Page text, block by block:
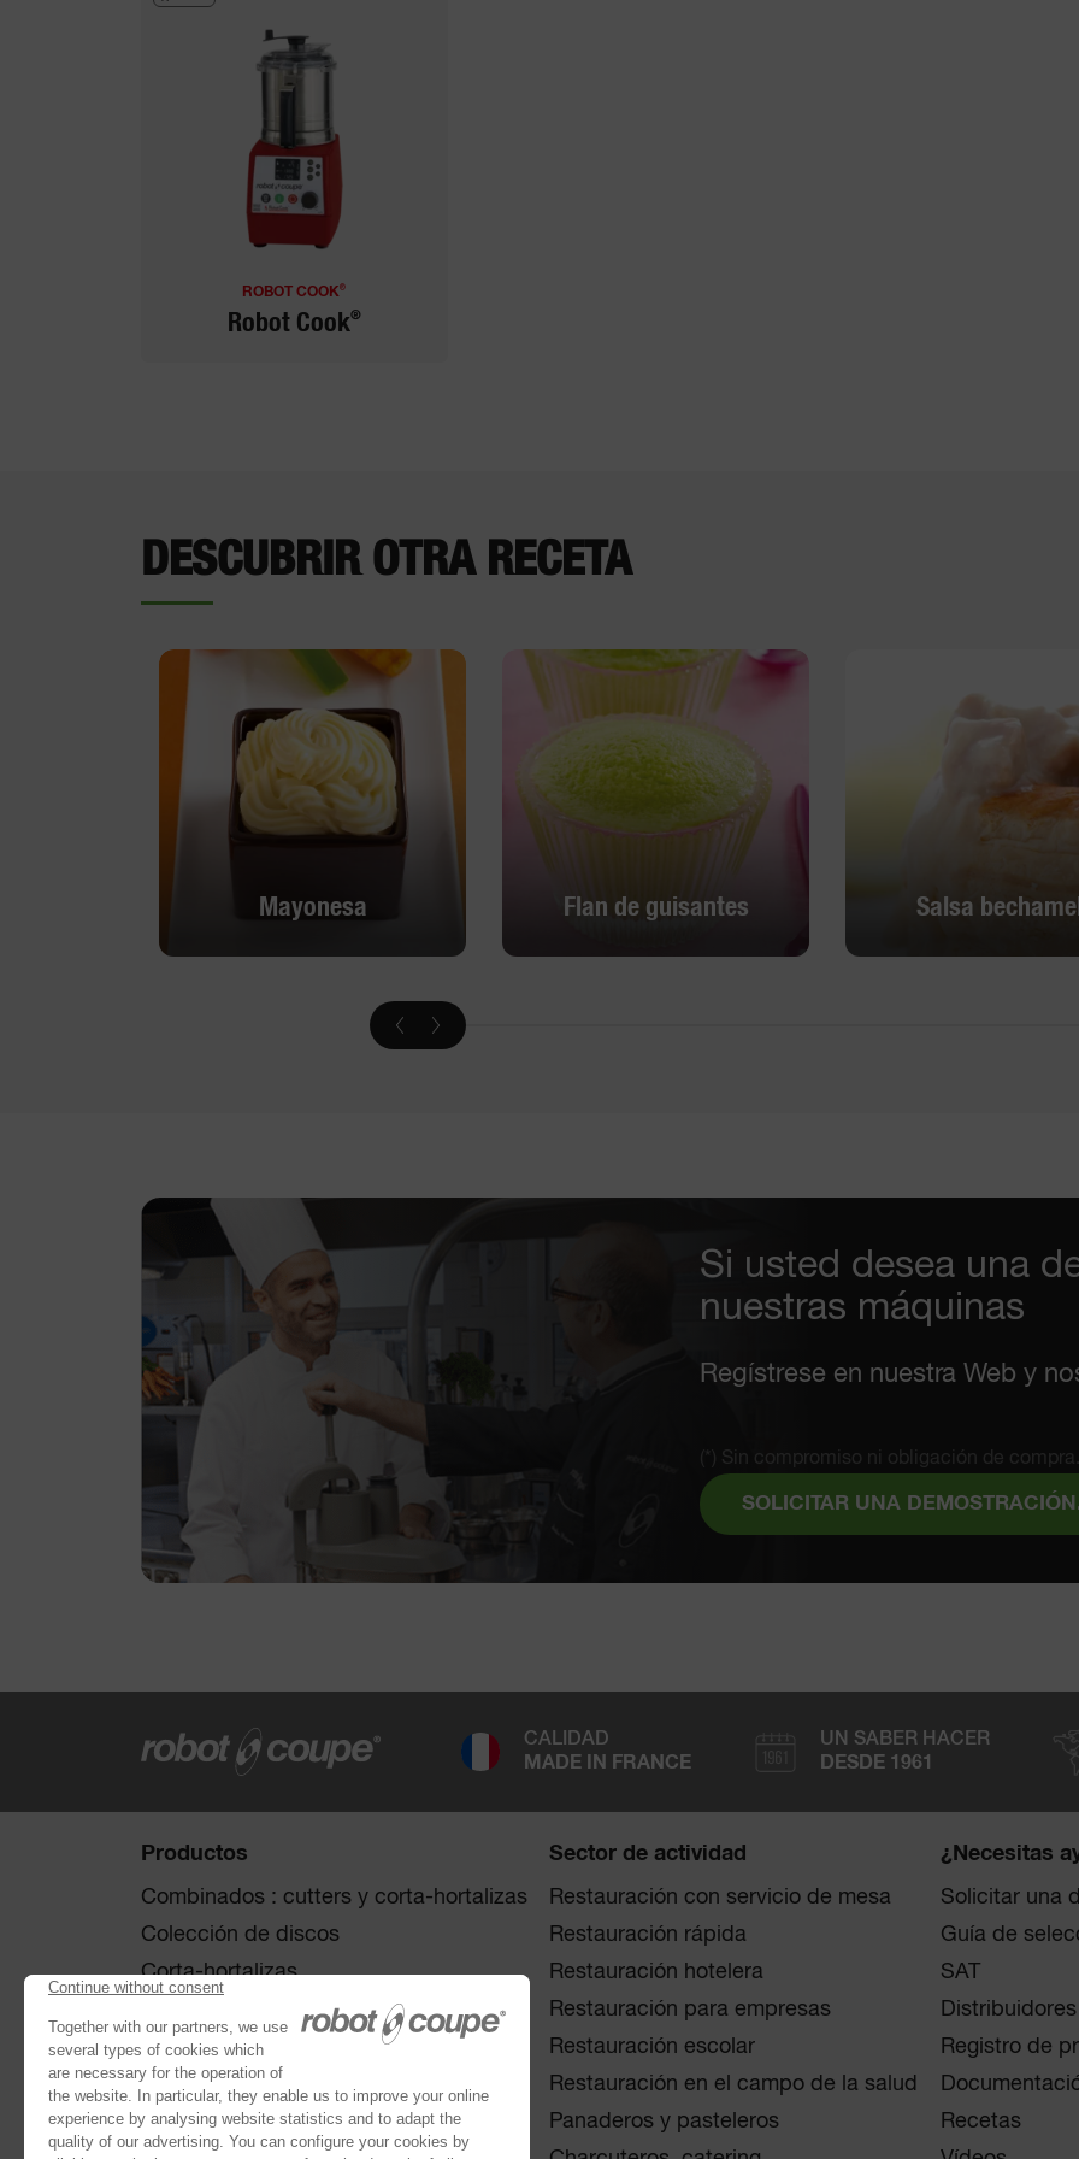
ROBOT COOK ®
Robot Cook®
DESCUBRIR OTRA RECETA
Mayonesa Flan de guisantes Salsa bechamel
Si usted desea una
nuestras máquinas
Regístrese en nuestra Web y
(*) Sin compromiso ni obligación de compra.
SOLICITAR UNA
CALIDAD
MADE IN FRANCE
UN SABER HACER
DESDE 1961
Productos
Combinados : cutters y corta-hortalizas
Colección de discos
Corta-hortalizas
Robot Cook
Blixer®
Kitchen Blenders
Sector de actividad
Restauración con servicio de mesa
Restauración rápida
Restauración hotelera
Restauración para empresas
Restauración escolar
Restauración en el campo de la salud
Panaderos y pasteleros
¿Necesitas
Solicitar una
Guía de
SAT
Distribuidores
Registro de
Recetas